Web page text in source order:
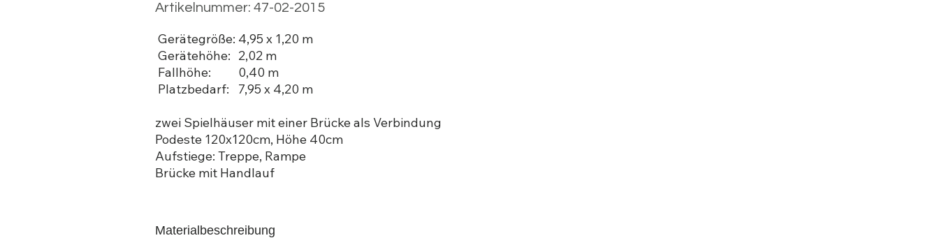
Artikelnummer: 47-02-2015
Gerätegröße: 4,95 x 1,20 m
Gerätehöhe: 2,02 m
Fallhöhe:
0,40 m
Platzbedarf:
7,95 x 4,20 m
zwei Spielhäuser mit einer Brücke als Verbindung
Podeste 120x120cm, Höhe 40cm
Aufstiege: Treppe, Rampe
Brücke mit Handlauf
Materialbeschreibung